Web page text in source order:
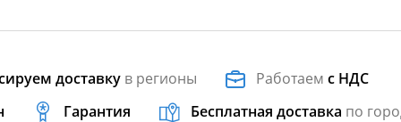
доставку в регионы Работаемс НДС
Гарантия Бесплатная доставка по